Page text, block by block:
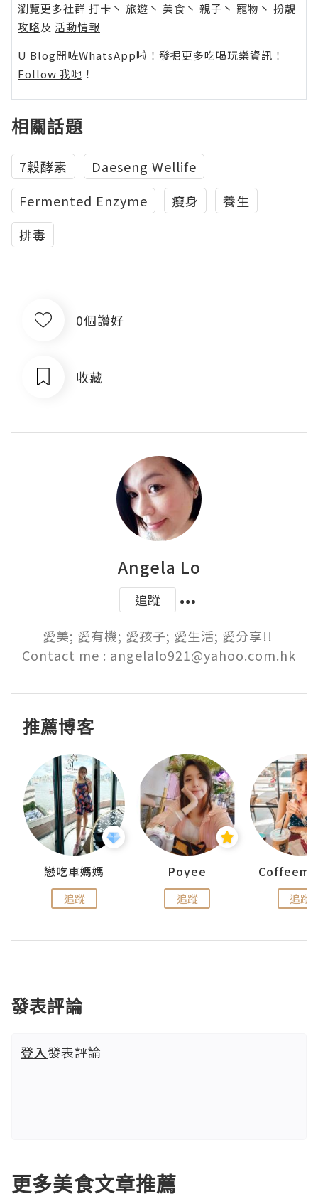
瀏覽更多社群 打卡 丶 旅遊 丶 美食 丶 親子 丶 寵物 丶 扮靚
攻略及 活動情報
U Blog開咗WhatsApp啦！發掘更多吃喝玩樂資訊！
Follow 我哋 ！
相關話題
7穀酵素
Daeseng Wellife
Fermented Enzyme
瘦身
養生
排毒
0個讚好
收藏
Angela Lo
追蹤
愛美; 愛有機; 愛孩子; 愛生活; 愛分享!!
Contact me : angelalo921@yahoo.com.hk
推薦博客
戀吃車媽媽
追蹤
Poyee
追蹤 追蹤
發表評論
登入發表評論
更多美食文章推薦